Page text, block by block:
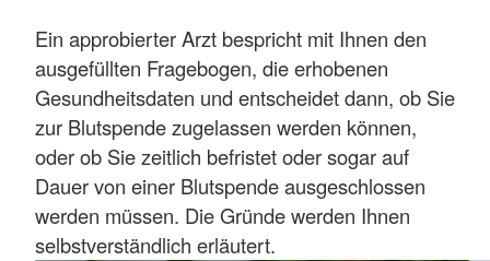
Ein approbierter Arzt bespricht mit Ihnen den
ausgefüllten Fragebogen, die erhobenen
Gesundheitsdaten und entscheidet dann, ob Sie
zur Blutspende zugelassen werden können,
oder ob Sie zeitlich befristet oder sogar auf
Dauer von einer Blutspende ausgeschlossen
werden müssen. Die Gründe werden Ihnen
selbstverständlich erläutert.